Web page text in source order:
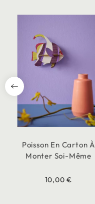
Poisson En Carton À
Monter Soi-Même
10,00 €